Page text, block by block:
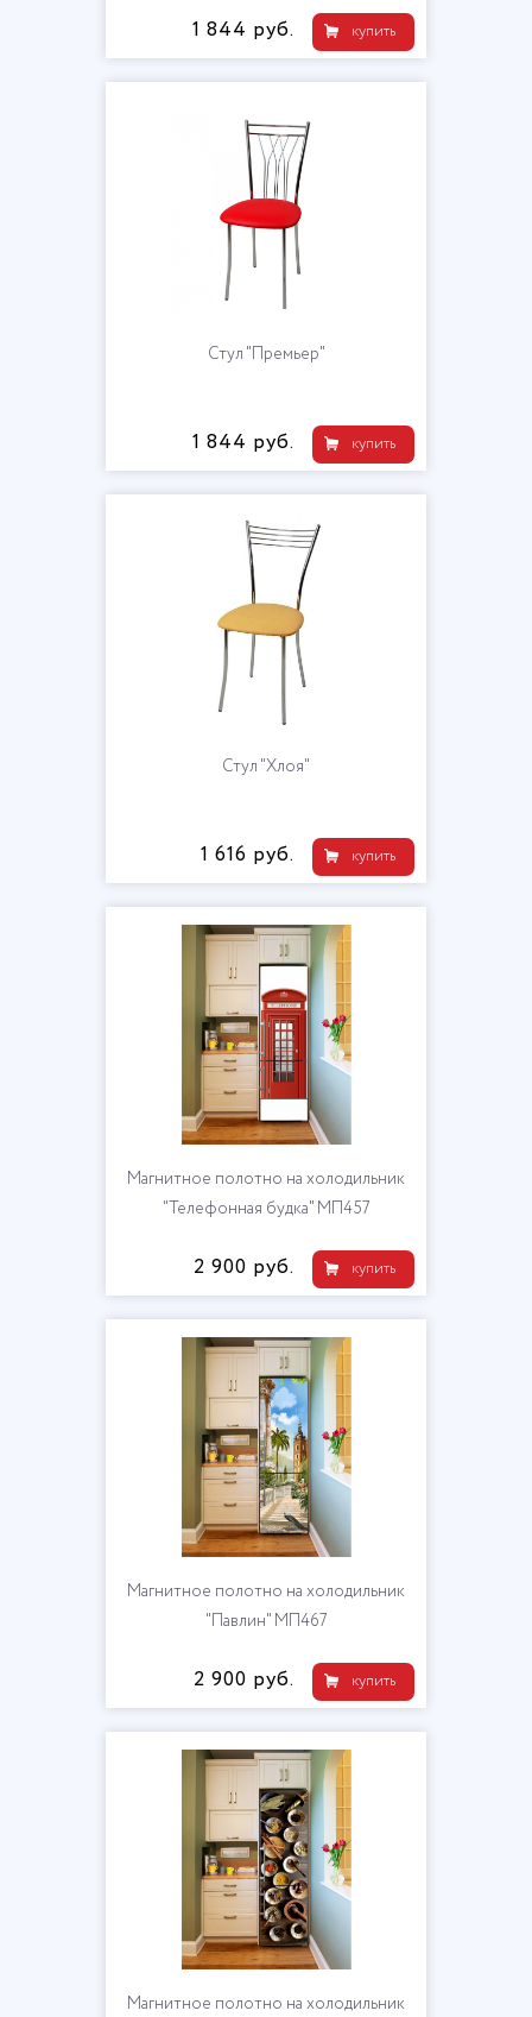
купить
1 844 руб.
Стул "Премьер"
купить
1 844 руб.
Стул "Хлоя"
купить
1 616 руб.
Магнитное полотно на холодильник
"Телефонная будка" МП457
купить
2 900 руб.
Магнитное полотно на холодильник
"Павлин" МП467
купить
2 900 руб.
Магнитное полотно на холодильник